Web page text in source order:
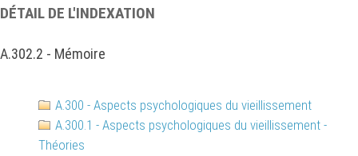
DÉTAIL DE L'INDEXATION
A.302.2 - Mémoire
A.300 - Aspects psychologiques du vieillissement
A.300.1 - Aspects psychologiques du vieillissement -
Théories